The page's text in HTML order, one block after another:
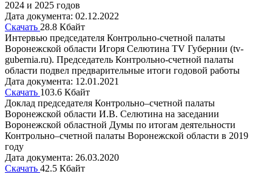
2024 и 2025 годов
Дата документа: 02.12.2022
Скачать 28.8 Кбайт
Интервью председателя Контрольно-счетной палаты
Воронежской области Игоря Селютина TV Губернии (tv-
gubernia.ru). Председатель Контрольно-счетной палаты
области подвел предварительные итоги годовой работы
Дата документа: 12.01.2021
Скачать 103.6 Кбайт
Доклад председателя Контрольно–счетной палаты
Воронежской области И.В. Селютина на заседании
Воронежской областной Думы по итогам деятельности
Контрольно–счетной палаты Воронежской области в 2019
году
Дата документа: 26.03.2020
Скачать 42.5 Кбайт